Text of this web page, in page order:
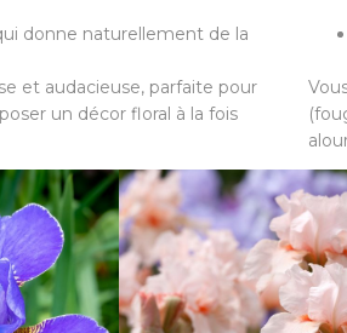
donne naturellement de la
et audacieuse, parfaite pour
un décor floral à la fois